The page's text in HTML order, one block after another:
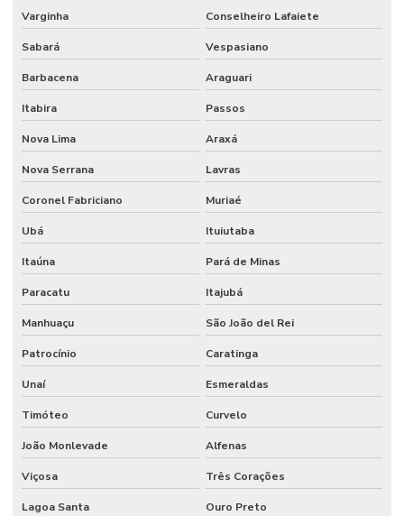
Varginha Conselheiro Lafaiete
Sabará Vespasiano
Barbacena Araguari
Itabira Passos
Nova Lima Araxá
Nova Serrana Lavras
Coronel Fabriciano Muriaé
Ubá Ituiutaba
Itaúna Pará de Minas
Paracatu Itajubá
Manhuaçu São João del Rei
Patrocínio Caratinga
Unaí Esmeraldas
Timóteo Curvelo
João Monlevade Alfenas
Viçosa Três Corações
Lagoa Santa Ouro Preto